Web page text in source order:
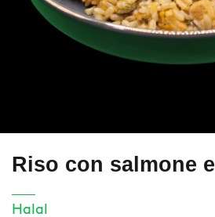
Riso con salmone
Halal